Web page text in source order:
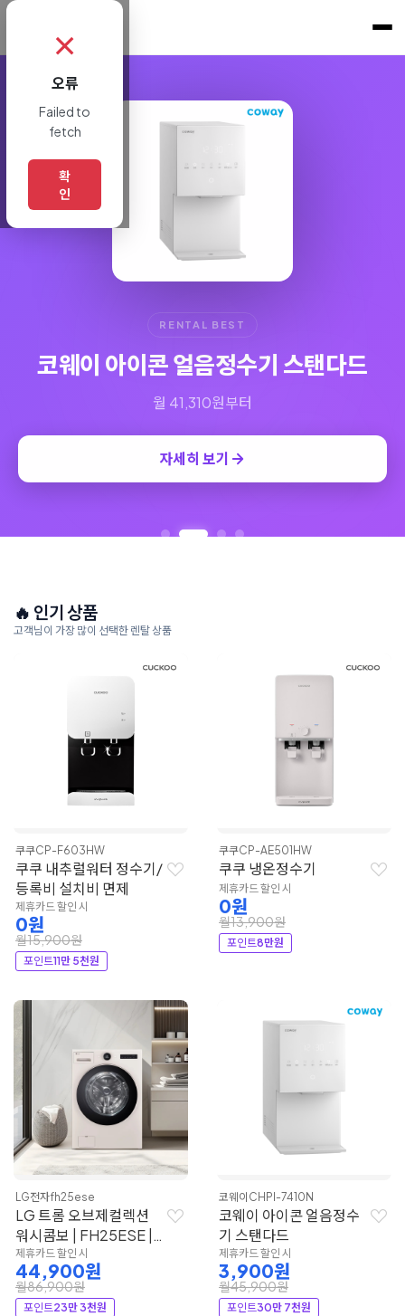
RENTAL BEST
코웨이 아이콘 얼음정수기 스탠다드
월 41,310원부터
자세히 보기
🔥 인기 상품
고객님이 가장 많이 선택한 렌탈 상품
쿠쿠CP-F603HW
쿠쿠 내추럴워터 정수기/
등록비 설치비 면제
제휴카드 할인 시
0원
월15,900원
포인트11만 5천원
쿠쿠CP-AE501HW
쿠쿠 냉온정수기
제휴카드 할인 시
0원
월13,900원
포인트8만원
LG전자fh25ese
LG 트롬 오브제컬렉션
워시콤보 | FH25ESE |
LG전자
제휴카드 할인 시
44,900원
월86,900원
포인트23만 3천원
코웨이 CHPI-7410N
코웨이 아이콘 얼음정수
기 스탠다드
제휴카드 할인 시
3,900원
월45,900원
포인트30만 7천원
✗
오류
Failed to
fetch
확
인